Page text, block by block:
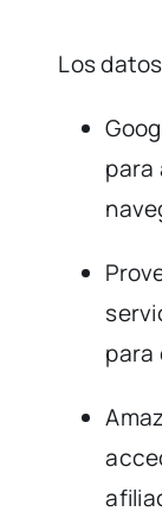
Los
para
para